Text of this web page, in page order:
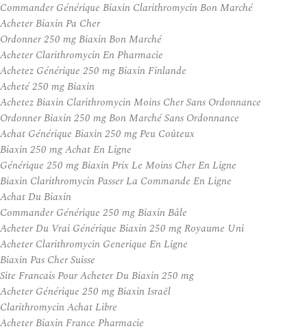
Commander Générique Biaxin Clarithromycin Bon Marché
Acheter Biaxin Pa Cher
Ordonner 250 mg Biaxin Bon Marché
Acheter Clarithromycin En Pharmacie
Achetez Générique 250 mg Biaxin Finlande
Acheté 250 mg Biaxin
Achetez Biaxin Clarithromycin Moins Cher Sans Ordonnance
Ordonner Biaxin 250 mg Bon Marché Sans Ordonnance
Achat Générique Biaxin 250 mg Peu Coûteux
Biaxin 250 mg Achat En Ligne
Générique 250 mg Biaxin Prix Le Moins Cher En Ligne
Biaxin Clarithromycin Passer La Commande En Ligne
Achat Du Biaxin
Commander Générique 250 mg Biaxin Bâle
Acheter Du Vrai Générique Biaxin 250 mg Royaume Uni
Acheter Clarithromycin Generique En Ligne
Biaxin Pas Cher Suisse
Site Francais Pour Acheter Du Biaxin 250 mg
Acheter Générique 250 mg Biaxin Israël
Clarithromycin Achat Libre
Acheter Biaxin France Pharmacie